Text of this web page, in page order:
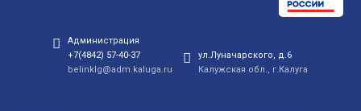
Администрация
+7(4842) 57-40-37
belinklg@adm.kaluga.ru
ул.Луначарского, д.6
Калужская обл., г.Калуга